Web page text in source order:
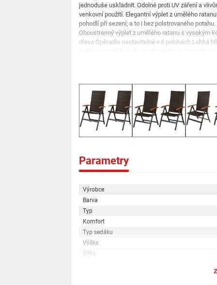
jednoduše uskladnit. Odolné proti UV záření a
venkovní použití. Elegantní výplet z umělého
pohodlí při sezení; a to i bez polstrovaného
Oboustranný výplet z umělého ratanu s vysokým
dřeva Opěradlo nastavitelné v 6 polohách Lehká
Výška sedáku: cca 43 cm Rozměry: Každé cca
Hmotnost: cca 5,3 kg
Parametry
Výrobce
Barva
Typ
Komfort
Typ sedáku
Výška
Šířka